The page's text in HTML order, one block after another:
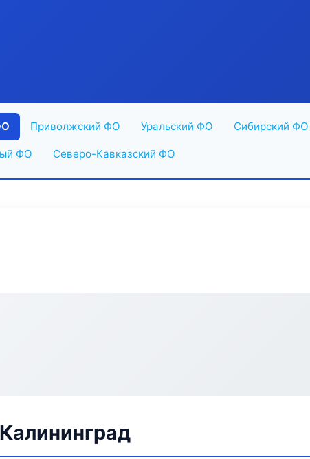
Приволжский ФО Уральский ФО Сибирский ФО
ФО Северо-Кавказский ФО